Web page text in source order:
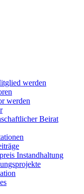
werden
werden
Beirat
Instandhaltung